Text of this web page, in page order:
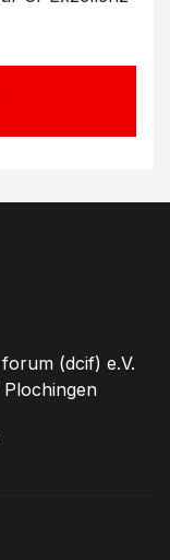
(dcif) e.V.